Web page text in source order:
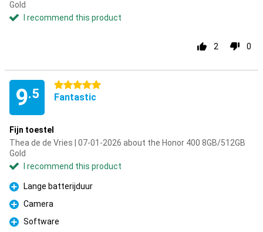
Gold
I recommend this product
2 0
9.5
5 stars
Fantastic
Fijn toestel
Thea de de Vries | 07-01-2026 about the Honor 400 8GB/512GB
Gold
I recommend this product
Pro
Lange batterijduur
Pro
Camera
Pro
Software